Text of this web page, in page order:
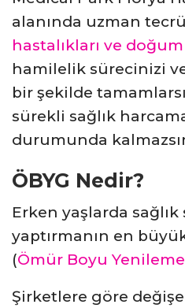
alanında uzman
hastalıkları ve doğum
hamilelik sürecinizi
bir şekilde
sürekli sağlık
durumunda
ÖBYG Nedir?
Erken yaşlarda sağlık
yaptırmanın en
(Ömür Boyu
Şirketlere göre